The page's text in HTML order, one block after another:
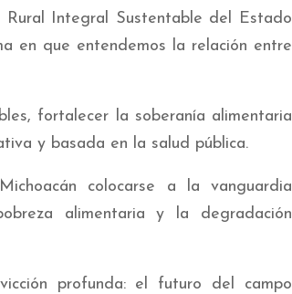
Integral Sustentable del Estado
en que entendemos la relación entre
fortalecer la soberanía alimentaria
y basada en la salud pública.
colocarse a la vanguardia
alimentaria y la degradación
profunda: el futuro del campo